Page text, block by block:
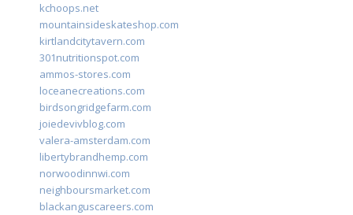
kchoops.net
mountainsideskateshop.com
kirtlandcitytavern.com
301nutritionspot.com
ammos-stores.com
loceanecreations.com
birdsongridgefarm.com
joiedevivblog.com
valera-amsterdam.com
libertybrandhemp.com
norwoodinnwi.com
neighboursmarket.com
blackanguscareers.com